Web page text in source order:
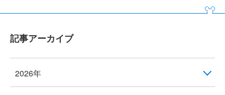
記事アーカイブ
2026年